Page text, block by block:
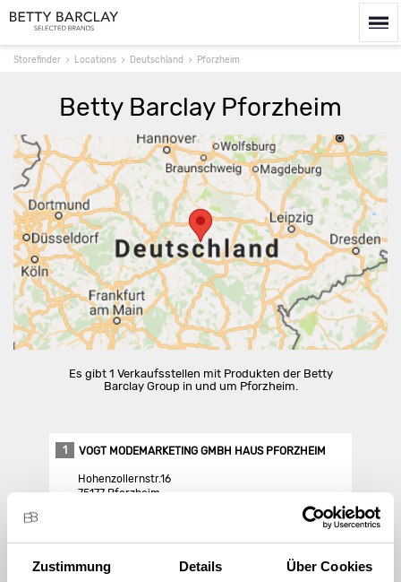
Zustimmung Details Über Cookies
Storefinder Locations Deutschland Pforzheim
Betty Barclay Pforzheim
Route berechnen
Es gibt 1 Verkaufsstellen mit Produkten der Betty
Barclay Group in und um Pforzheim.
1 VOGT MODEMARKETING GMBH HAUS PFORZHEIM
Hohenzollernstr.16
75177 Pforzheim
Store Landing-Page